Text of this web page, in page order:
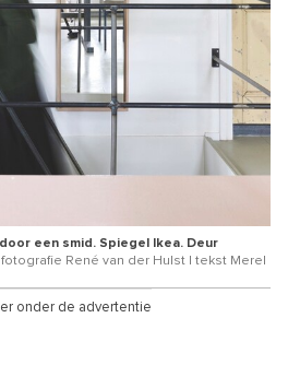
een smid. Spiegel Ikea. Deur
René van der Hulst | tekst Merel
onder de advertentie